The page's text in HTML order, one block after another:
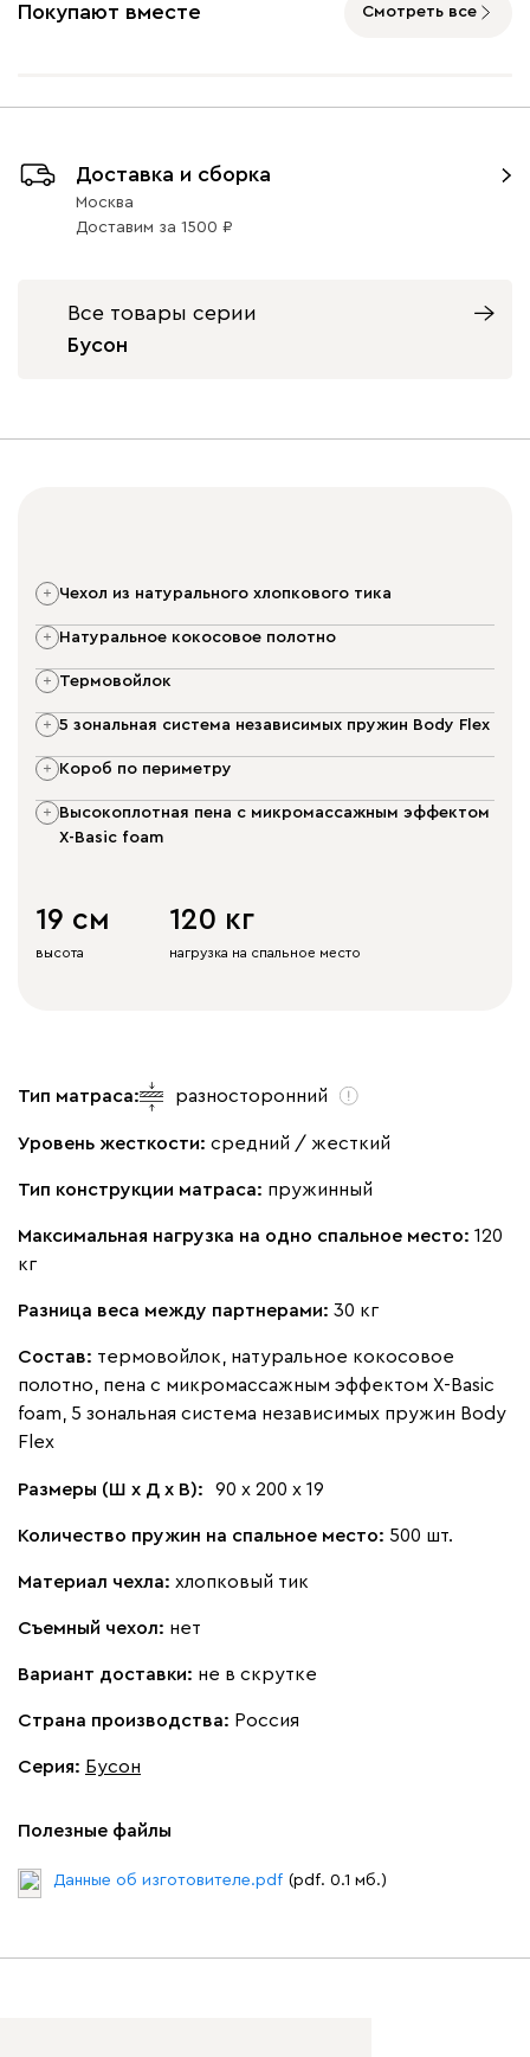
Покупают вместе Смотреть все
Доставка и сборка
Москва
Доставим за 1500
Все товары серии
Бусон
чехол из натурального хлопкового тика
натуральное кокосовое полотно
термовойлок
5 зональная система независимых пружин Body Flex
короб по периметру
высокоплотная пена с микромассажным эффектом
X-Basic foam
19 см
высота
120 кг
нагрузка на спальное место
Тип матраса: разносторонний
Уровень жесткости: средний / жесткий
Тип конструкции матраса: пружинный
Максимальная нагрузка на одно спальное место: 120
кг
Разница веса между партнерами: 30 кг
Состав: термовойлок, натуральное кокосовое
полотно, пена с микромассажным эффектом X-Basic
foam, 5 зональная система независимых пружин Body
Flex
Размеры (Ш х Д х В): 90 х 200 х 19
Количество пружин на спальное место: 500 шт.
Материал чехла: хлопковый тик
Съемный чехол: нет
Вариант доставки: не в скрутке
Страна производства: Россия
Серия: Бусон
Полезные файлы
Данные об изготовителе.pdf (pdf. 0.1 мб.)